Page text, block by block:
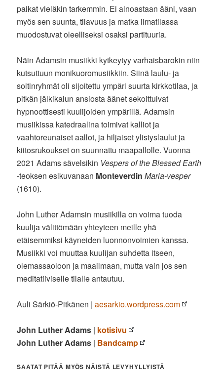
paikat vieläkin tarkemmin. Ei ainoastaan ääni, vaan
myös sen suunta, tilavuus ja matka ilmatilassa
muodostuvat oleelliseksi osaksi partituuria.
Näin Adamsin musiikki kytkeytyy varhaisbarokin niin
kutsuttuun monikuoromusiikkiin. Siinä laulu- ja
soitinryhmät oli sijoitettu ympäri suurta kirkkotilaa, ja
pitkän jälkikaiun ansiosta äänet sekoittuivat
hypnoottisesti kuulijoiden ympärillä. Adamsin
musiikissa katedraalina toimivat kalliot ja
vaahtoreunaiset aallot, ja hiljaiset ylistyslaulut ja
kiitosrukoukset on suunnattu maapallolle. Vuonna
2021 Adams sävelsikin Vespers of the Blessed Earth
-teoksen esikuvanaan Monteverdin Maria-vesper
(1610).
John Luther Adamsin musiikilla on voima tuoda
kuulija välittömään yhteyteen meille yhä
etäisemmiksi käyneiden luonnonvoimien kanssa.
Musiikki voi muuttaa kuulijan suhdetta itseen,
olemassaoloon ja maailmaan, mutta vain jos sen
meditatiiviselle tilalle antautuu.
Auli Särkiö-Pitkänen |aesarkio.wordpress.com
John Luther Adams | kotisivu
John Luther Adams | Bandcamp
SAATAT PITÄÄ MYÖS NÄISTÄ LEVYHYLLYISTÄ